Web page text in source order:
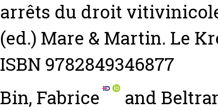
arrêts du droit
(ed.) Mare & Martin. Le
ISBN 9782849346877
Bin, Fabrice
and